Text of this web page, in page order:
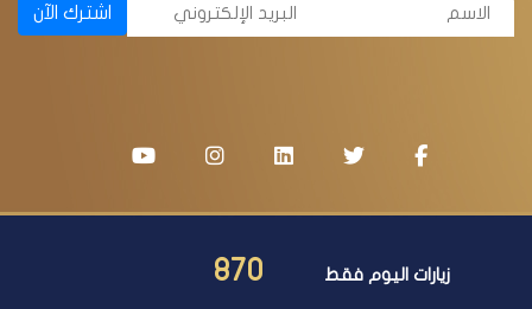
اشترك الآن
زيارات اليوم فقط 870